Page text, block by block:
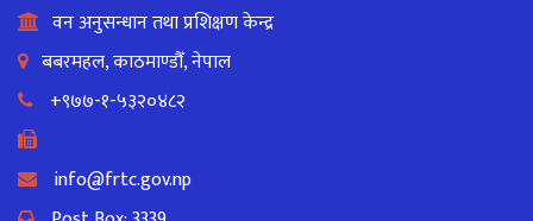
वन अनुसन्धान तथा प्रशिक्षण केन्द्र
बबरमहल, काठमाण्डौँ, नेपाल
+९७७-१-५३२०४८२
info@frtc.gov.np